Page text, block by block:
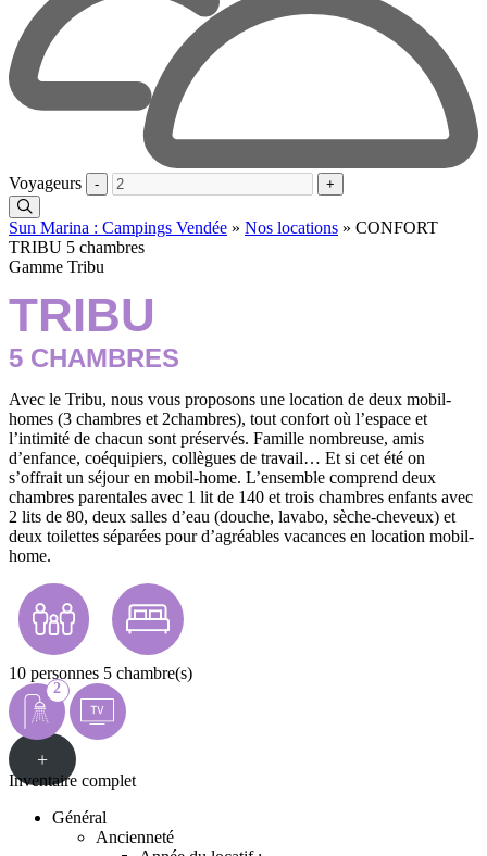
Voyageurs - +
Sun Marina : Campings Vendée » Nos locations » CONFORT
TRIBU 5 chambres
Gamme Tribu
TRIBU
5 CHAMBRES
Avec le Tribu, nous vous proposons une location de deux mobil-
homes (3 chambres et 2chambres), tout confort où l’espace et
l’intimité de chacun sont préservés. Famille nombreuse, amis
d’enfance, coéquipiers, collègues de travail… Et si cet été on
s’offrait un séjour en mobil-home. L’ensemble comprend deux
chambres parentales avec 1 lit de 140 et trois chambres enfants avec
2 lits de 80, deux salles d’eau (douche, lavabo, sèche-cheveux) et
deux toilettes séparées pour d’agréables vacances en location mobil-
home.
10 personnes 5 chambre(s)
2
+
Inventaire complet
Général
Ancienneté